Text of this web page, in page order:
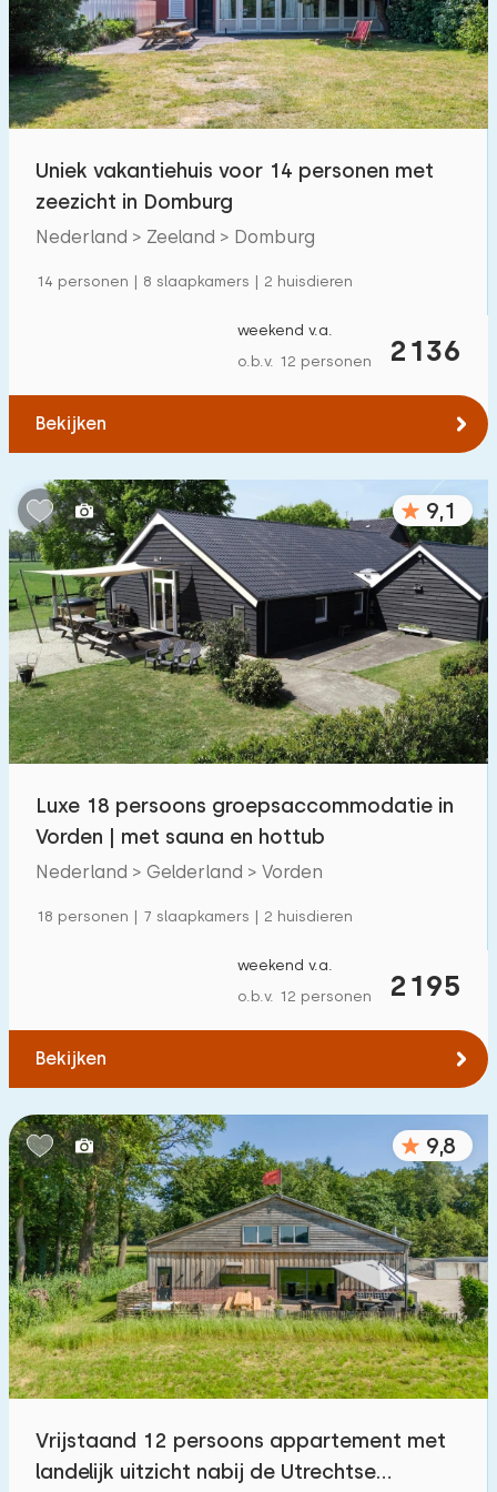
Zwembad 195
Omheinde tuin 103
Huisdiervrij 211
Oplaadpunt auto
€ 0 — € 1000+
Slaapkamers:
1 2 3 4 5
Badkamers:
1 2 3 4 5
Afstanden
Tot zee (max. aantal km)
Tot bos(max. aantal km):
10 20
1 2
Tot openbaar vervoer(max. aantal km)
0,2 0,5 1 2 5
Accommodatie
Niet op vakantiepark 191
Op vakantiepark 346
Vrijstaande woning
Vakantieboerderij
Uniek vakantiehuis voor 14 personen met
zeezicht in Domburg
Nederland > Zeeland > Domburg
14 personen | 8 slaapkamers | 2 huisdieren
2136
weekend v.a.
o.b.v. 12 personen
Bekijken
9,1
Luxe 18 persoons groepsaccommodatie in
Vorden | met sauna en hottub
Nederland > Gelderland > Vorden
18 personen | 7 slaapkamers | 2 huisdieren
2195
weekend v.a.
o.b.v. 12 personen
Bekijken
9,8
Vrijstaand 12 persoons appartement met
landelijk uitzicht nabij de Utrechtse